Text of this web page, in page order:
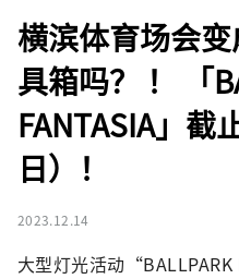
横滨体育场会
具箱吗？ ！ 「
FANTASIA」截
日）！
2023.12.14
大型灯光活动